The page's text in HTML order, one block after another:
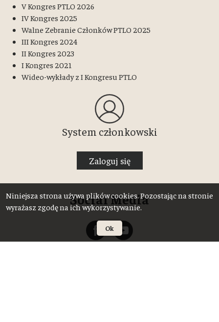
V Kongres PTLO 2026
IV Kongres 2025
Walne Zebranie Członków PTLO 2025
III Kongres 2024
II Kongres 2023
I Kongres 2021
Wideo-wykłady z I Kongresu PTLO
System członkowski
Zaloguj się
Social Media
Niniejsza strona używa plików cookies. Pozostając na stronie
wyrażasz zgodę na ich wykorzystywanie.
Ok